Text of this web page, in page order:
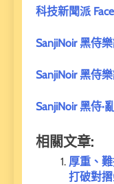
科技新聞派
SanjiNoir 黑侍
SanjiNoir 黑侍
SanjiNoir 黑侍·
相關文章:
厚重、
打破對